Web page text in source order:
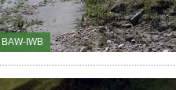
IWB